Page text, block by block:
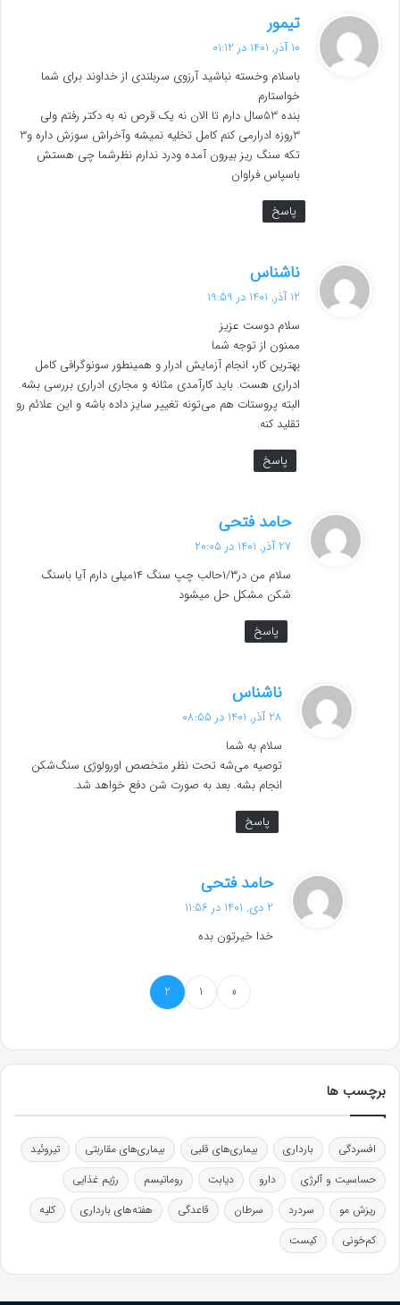
تیمور
ف
:
10 آذر, 1401 در 01:12
باسلام وخسته نباشید آرزوی سربلندی از خداوند برای شما
خواستارم
بنده 53سال دارم تا الان نه یک قرص نه به دکتر رفتم ولی
3روزه ادرارمی کنم کامل تخلیه نمیشه وآخراش سوزش داره و3
تکه سنگ ریز بیرون آمده ودرد ندارم نظرشما چی هستش
باسپاس فراوان
پاسخ
ناشناس
:
12 آذر, 1401 در 19:59
سلام دوست عزیز
ممنون از توجه شما
بهترین کار، انجام آزمایش ادرار و همینطور سونوگرافی کامل
ادراری هست. باید کارآمدی مثانه و مجاری ادراری بررسی بشه.
البته پروستات هم می‌تونه تغییر سایز داده باشه و این علائم رو
تقلید کنه.
پاسخ
حامد فتحی
ف
:
27 آذر, 1401 در 20:05
سلام من در۱/۳حالب چپ سنگ ۱۴میلی دارم آیا باسنگ
شکن مشکل حل میشود
پاسخ
ناشناس
ف
:
28 آذر, 1401 در 08:55
سلام به شما
توصیه می‌شه تحت نظر متخصص اورولوژی سنگ‌شکن
انجام بشه. بعد به صورت شن دفع خواهد شد.
پاسخ
حامد فتحی
ف
:
2 دی, 1401 در 11:56
خدا خیرتون بده
«
1
2
برچسب ها
افسردگی بارداری بیماری‌های قلبی بیماری‌های مقاربتی
تیروئید
حساسیت و آلرژی
دارو دیابت روماتیسم
رژیم غذایی
ریزش مو
سردرد سرطان قاعدگی هفته‌های بارداری
کلیه
کم‌خونی
کیست